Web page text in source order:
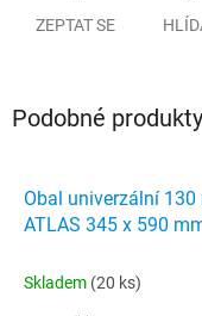
ZEPTAT SE
Podobné
Obal univerzální 130
ATLAS 345 x 590
Skladem (20 ks)